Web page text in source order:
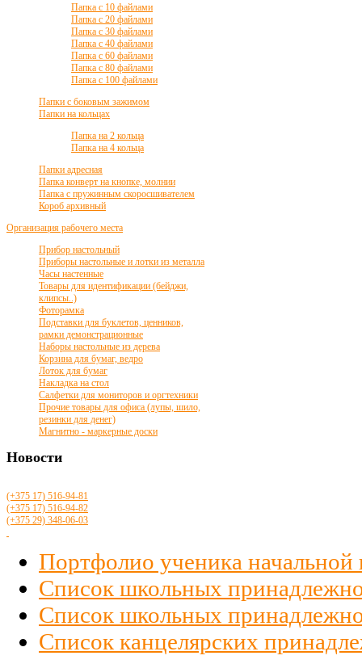
Папка с 10 файлами
Папка с 20 файлами
Папка с 30 файлами
Папка с 40 файлами
Папка с 60 файлами
Папка с 80 файлами
Папка с 100 файлами
Папки с боковым зажимом
Папки на кольцах
Папка на 2 кольца
Папка на 4 кольца
Папки адресная
Папка конверт на кнопке, молнии
Папка с пружинным скоросшивателем
Короб архивный
Организация рабочего места
Прибор настольный
Приборы настольные и лотки из металла
Часы настенные
Товары для идентификации (бейджи,
клипсы..)
Фоторамка
Подставки для буклетов, ценников,
рамки демонстрационные
Наборы настольные из дерева
Корзина для бумаг, ведро
Лоток для бумаг
Накладка на стол
Салфетки для мониторов и оргтехники
Прочие товары для офиса (лупы, шило,
резинки для денег)
Магнитно - маркерные доски
Новости
(+375 17) 516-94-81
(+375 17) 516-94-82
(+375 29) 348-06-03
Портфолио ученика
Список школьных
Список школьных
Список канцелярских